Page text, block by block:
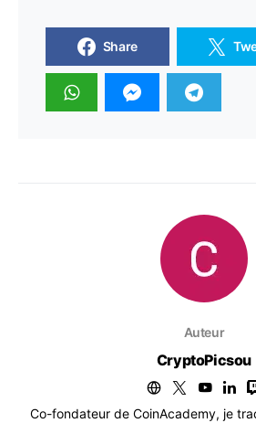
Share
Auteur
CryptoPicsou
Co-fondateur de CoinAcademy, je